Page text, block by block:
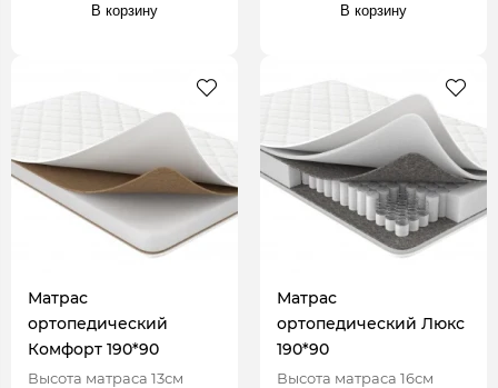
В корзину В корзину
Матрас
ортопедический
Комфорт 190*90
Высота матраса 13см
Матрас
ортопедический Люкс
190*90
Высота матраса 16см